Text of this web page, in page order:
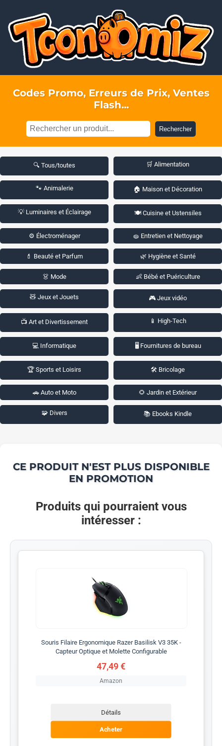
Codes Promo, Erreurs de Prix, Ventes
Flash...
Rechercher
🔍 Tous/toutes 🛒 Alimentation
🐾 Animalerie 🏠 Maison et Décoration
💡 Luminaires et Éclairage 🍽️ Cuisine et Ustensiles
⚙️ Électroménager 🧽 Entretien et Nettoyage
💄 Beauté et Parfum 🌿 Hygiène et Santé
👗 Mode 👶 Bébé et Puériculture
🧸 Jeux et Jouets 🎮 Jeux vidéo
📺 Art et Divertissement 📱 High-Tech
💻 Informatique 🖥️ Fournitures de bureau
🏆 Sports et Loisirs 🛠️ Bricolage
🚗 Auto et Moto 🌻 Jardin et Extérieur
🧩 Divers 📚 Ebooks Kindle
CE PRODUIT N'EST PLUS DISPONIBLE
EN PROMOTION
Produits qui pourraient vous
intéresser :
Souris Filaire Ergonomique Razer Basilisk V3 35K -
Capteur Optique et Molette Configurable
47,49 €
Amazon
Détails
Acheter